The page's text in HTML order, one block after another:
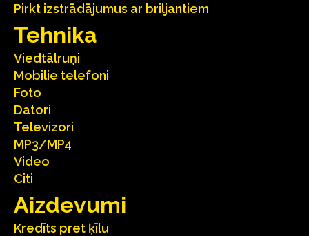
Pirkt izstrādājumus ar briljantiem
Tehnika
Viedtālruņi
Mobilie telefoni
Foto
Datori
Televizori
MP3/MP4
Video
Citi
Aizdevumi
Kredīts pret ķīlu